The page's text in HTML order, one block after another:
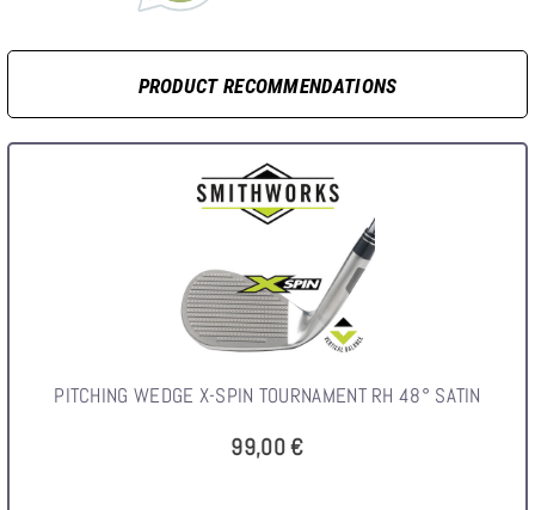
PRODUCT RECOMMENDATIONS
PITCHING WEDGE X-SPIN TOURNAMENT RH 48° SATIN
99,00 €